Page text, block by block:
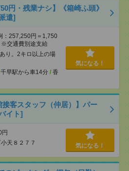
円・残業ナシ】《箱崎ふ頭》
遣]
：257,250円＝1,750
交通費別途支給
り。2キロ以上の場
千早駅から車14分 / 香
気になる！
客スタッフ（仲居）】パー
イト]
円
天８２７７ 気になる！